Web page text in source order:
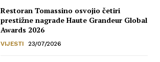
Restoran Tomassino osvojio četiri
prestižne nagrade Haute Grandeur Global
Awards 2026
VIJESTI 23/07/2026